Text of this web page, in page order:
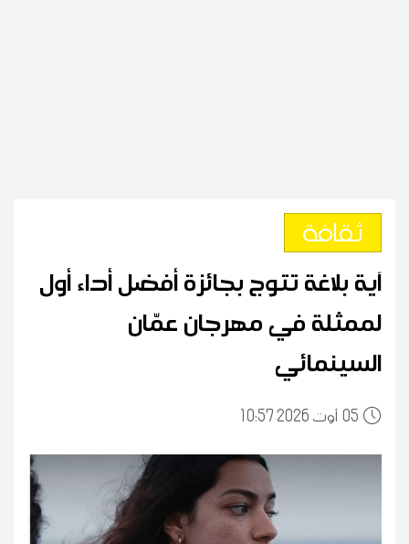
ثقافة
آية بلاغة تتوج بجائزة أفضل أداء أول
لممثلة في مهرجان عمّان
السينمائي
0510:57 2026 أوت